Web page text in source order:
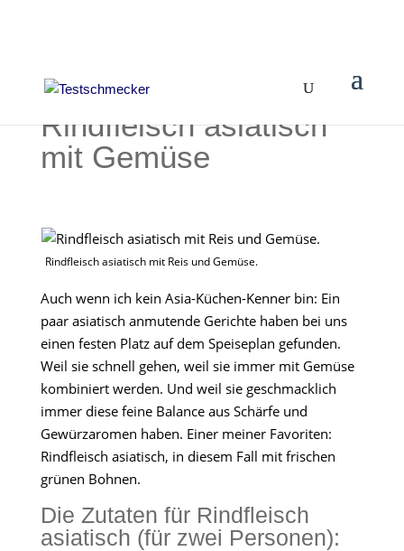
Rindfleisch asiatisch
mit Gemüse
Rindfleisch asiatisch mit Reis und Gemüse.
Auch wenn ich kein Asia-Küchen-Kenner bin: Ein
paar asiatisch anmutende Gerichte haben bei uns
einen festen Platz auf dem Speiseplan gefunden.
Weil sie schnell gehen, weil sie immer mit Gemüse
kombiniert werden. Und weil sie geschmacklich
immer diese feine Balance aus Schärfe und
Gewürzaromen haben. Einer meiner Favoriten:
Rindfleisch asiatisch, in diesem Fall mit frischen
grünen Bohnen.
Die Zutaten für Rindfleisch
asiatisch (für zwei Personen):